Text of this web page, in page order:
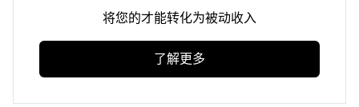
将您的才能转化为被动收入
了解更多